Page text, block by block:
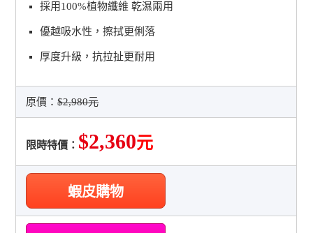
採用100%植物纖維 乾濕兩用
優越吸水性，擦拭更俐落
厚度升級，抗拉扯更耐用
原價：$2,980元
限時特價： $2,360元
蝦皮購物